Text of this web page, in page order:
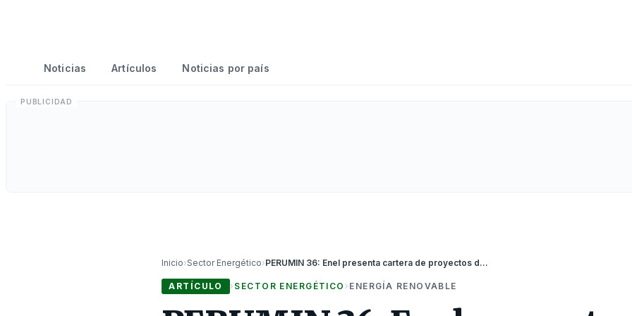
Noticias Artículos Noticias por país
Inicio›Sector Energético› PERUMIN 36: Enel presenta cartera de proyectos de 12 mil megavatios en la feria minera
ARTÍCULO › SECTOR ENERGÉTICO › ENERGÍA RENOVABLE